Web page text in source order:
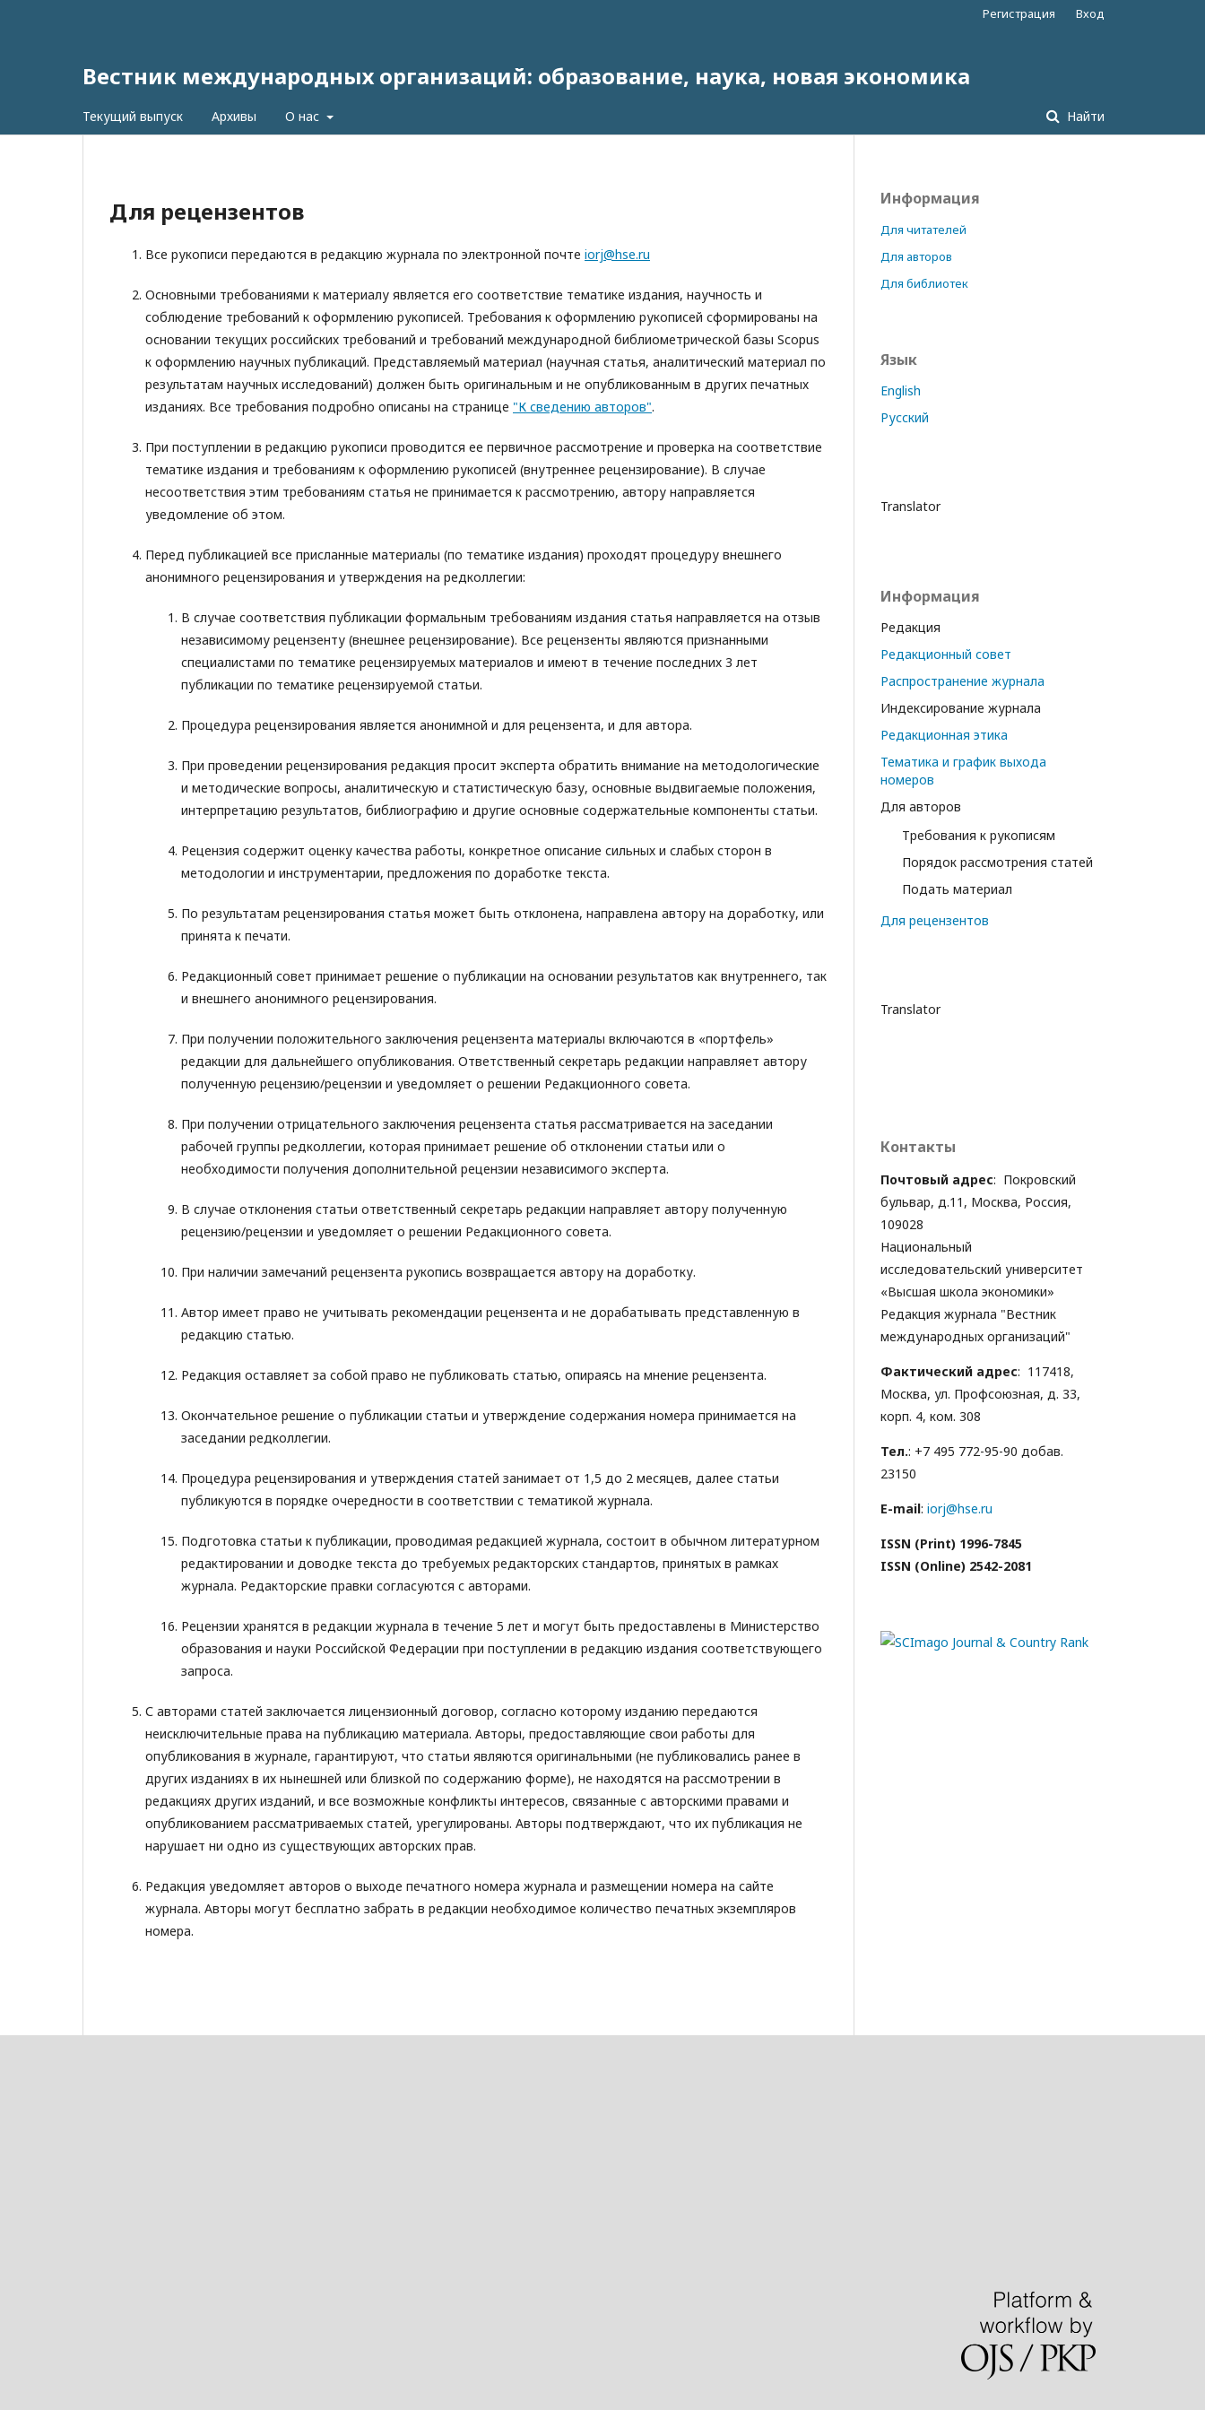
Вестник международных организаций: образование, наука, новая экономика
Текущий выпуск Архивы О нас Найти
Регистрация Вход
Для рецензентов
Все рукописи передаются в редакцию журнала по электронной почте iorj@hse.ru
Основными требованиями к материалу является его соответствие тематике издания, научность и
соблюдение требований к оформлению рукописей. Требования к оформлению рукописей сформированы на
основании текущих российских требований и требований международной библиометрической базы Scopus
к оформлению научных публикаций. Представляемый материал (научная статья, аналитический материал по
результатам научных исследований) должен быть оригинальным и не опубликованным в других печатных
изданиях. Все требования подробно описаны на странице "К сведению авторов".
При поступлении в редакцию рукописи проводится ее первичное рассмотрение и проверка на соответствие
тематике издания и требованиям к оформлению рукописей (внутреннее рецензирование). В случае
несоответствия этим требованиям статья не принимается к рассмотрению, автору направляется
уведомление об этом.
Перед публикацией все присланные материалы (по тематике издания) проходят процедуру внешнего
анонимного рецензирования и утверждения на редколлегии:
В случае соответствия публикации формальным требованиям издания статья направляется на отзыв
независимому рецензенту (внешнее рецензирование). Все рецензенты являются признанными
специалистами по тематике рецензируемых материалов и имеют в течение последних 3 лет
публикации по тематике рецензируемой статьи.
Процедура рецензирования является анонимной и для рецензента, и для автора.
При проведении рецензирования редакция просит эксперта обратить внимание на методологические
и методические вопросы, аналитическую и статистическую базу, основные выдвигаемые положения,
интерпретацию результатов, библиографию и другие основные содержательные компоненты статьи.
Рецензия содержит оценку качества работы, конкретное описание сильных и слабых сторон в
методологии и инструментарии, предложения по доработке текста.
По результатам рецензирования статья может быть отклонена, направлена автору на доработку, или
принята к печати.
Редакционный совет принимает решение о публикации на основании результатов как внутреннего, так
и внешнего анонимного рецензирования.
При получении положительного заключения рецензента материалы включаются в «портфель»
редакции для дальнейшего опубликования. Ответственный секретарь редакции направляет автору
полученную рецензию/рецензии и уведомляет о решении Редакционного совета.
При получении отрицательного заключения рецензента статья рассматривается на заседании
рабочей группы редколлегии, которая принимает решение об отклонении статьи или о
необходимости получения дополнительной рецензии независимого эксперта.
В случае отклонения статьи ответственный секретарь редакции направляет автору полученную
рецензию/рецензии и уведомляет о решении Редакционного совета.
При наличии замечаний рецензента рукопись возвращается автору на доработку.
Автор имеет право не учитывать рекомендации рецензента и не дорабатывать представленную в
редакцию статью.
Редакция оставляет за собой право не публиковать статью, опираясь на мнение рецензента.
Окончательное решение о публикации статьи и утверждение содержания номера принимается на
заседании редколлегии.
Процедура рецензирования и утверждения статей занимает от 1,5 до 2 месяцев, далее статьи
публикуются в порядке очередности в соответствии с тематикой журнала.
Подготовка статьи к публикации, проводимая редакцией журнала, состоит в обычном литературном
редактировании и доводке текста до требуемых редакторских стандартов, принятых в рамках
журнала. Редакторские правки согласуются с авторами.
Рецензии хранятся в редакции журнала в течение 5 лет и могут быть предоставлены в Министерство
образования и науки Российской Федерации при поступлении в редакцию издания соответствующего
запроса.
С авторами статей заключается лицензионный договор, согласно которому изданию передаются
неисключительные права на публикацию материала. Авторы, предоставляющие свои работы для
опубликования в журнале, гарантируют, что статьи являются оригинальными (не публиковались ранее в
других изданиях в их нынешней или близкой по содержанию форме), не находятся на рассмотрении в
редакциях других изданий, и все возможные конфликты интересов, связанные с авторскими правами и
опубликованием рассматриваемых статей, урегулированы. Авторы подтверждают, что их публикация не
нарушает ни одно из существующих авторских прав.
Редакция уведомляет авторов о выходе печатного номера журнала и размещении номера на сайте
журнала. Авторы могут бесплатно забрать в редакции необходимое количество печатных экземпляров
номера.
Информация
Для читателей
Для авторов
Для библиотек
Язык
English
Русский
Translator
Информация
Редакция
Редакционный совет
Распространение журнала
Индексирование журнала
Редакционная этика
Тематика и график выхода
номеров
Для авторов
Требования к рукописям
Порядок рассмотрения статей
Подать материал
Для рецензентов
Translator
Контакты
Почтовый адрес: Покровский
бульвар, д.11, Москва, Россия,
109028
Национальный
исследовательский университет
«Высшая школа экономики»
Редакция журнала "Вестник
международных организаций"
Фактический адрес: 117418,
Москва, ул. Профсоюзная, д. 33,
корп. 4, ком. 308
Тел.: +7 495 772-95-90 добав.
23150
E-mail: iorj@hse.ru
ISSN (Print) 1996-7845
ISSN (Online) 2542-2081